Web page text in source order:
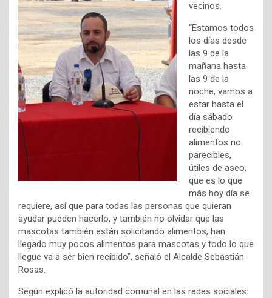
vecinos.
“Estamos todos
los días desde
las 9 de la
mañana hasta
las 9 de la
noche, vamos a
estar hasta el
día sábado
recibiendo
alimentos no
parecibles,
útiles de aseo,
que es lo que
más hoy día se
requiere, así que para todas las personas que quieran
ayudar pueden hacerlo, y también no olvidar que las
mascotas también están solicitando alimentos, han
llegado muy pocos alimentos para mascotas y todo lo que
llegue va a ser bien recibido”, señaló el Alcalde Sebastián
Rosas.
Según explicó la autoridad comunal en las redes sociales